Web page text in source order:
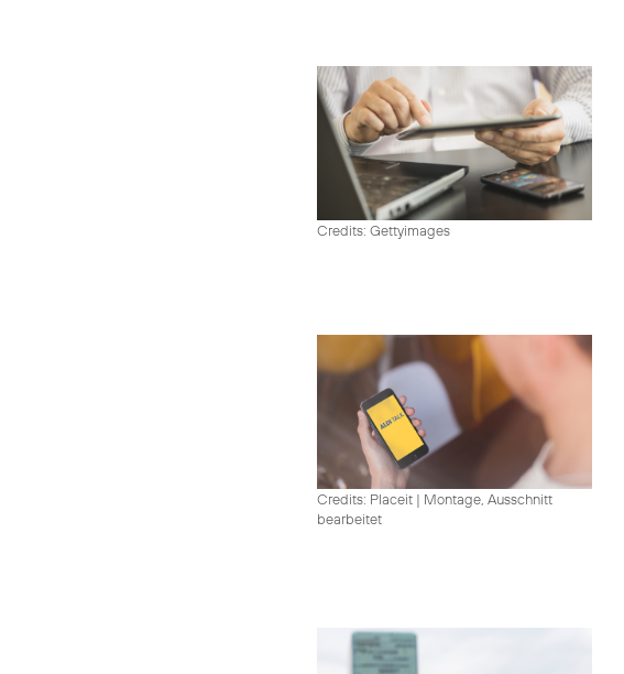
Credits: Gettyimages
Credits: Placeit | Montage, Ausschnitt
bearbeitet